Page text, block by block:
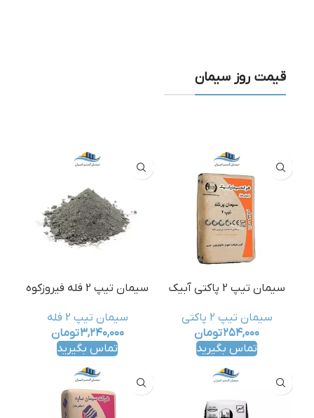
قیمت روز سیمان
سیمان تیپ 2 پاکتی آبیک
سیمان تیپ 2 پاکتی
۲۵۴,۰۰۰تومان
تماس بگیرید
سیمان تیپ 2 فله فیروزکوه
سیمان تیپ 2 فله
۳,۲۴۰,۰۰۰تومان
تماس بگیرید